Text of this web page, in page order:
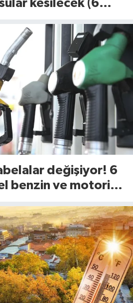
kesilecek (6
değişiyor! 6
benzin ve motorin